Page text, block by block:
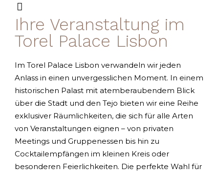
Ihre Veranstaltung im
Torel Palace Lisbon
Im Torel Palace Lisbon verwandeln wir jeden
Anlass in einen unvergesslichen Moment. In einem
historischen Palast mit atemberaubendem Blick
über die Stadt und den Tejo bieten wir eine Reihe
exklusiver Räumlichkeiten, die sich für alle Arten
von Veranstaltungen eignen – von privaten
Meetings und Gruppenessen bis hin zu
Cocktailempfängen im kleinen Kreis oder
besonderen Feierlichkeiten. Die perfekte Wahl für